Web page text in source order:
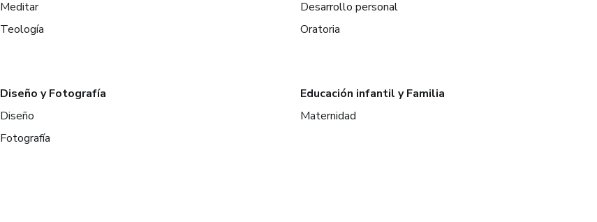
Meditar
Teología
Desarrollo personal
Oratoria
Diseño y Fotografía
Diseño
Fotografía
Educación infantil y Familia
Maternidad